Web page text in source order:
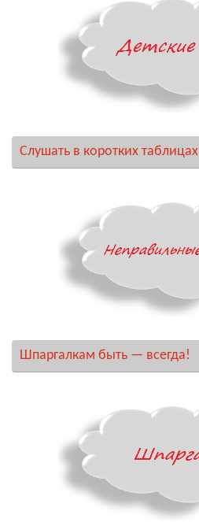
Слушать в коротких таблицах
Шпаргалкам быть — всегда!